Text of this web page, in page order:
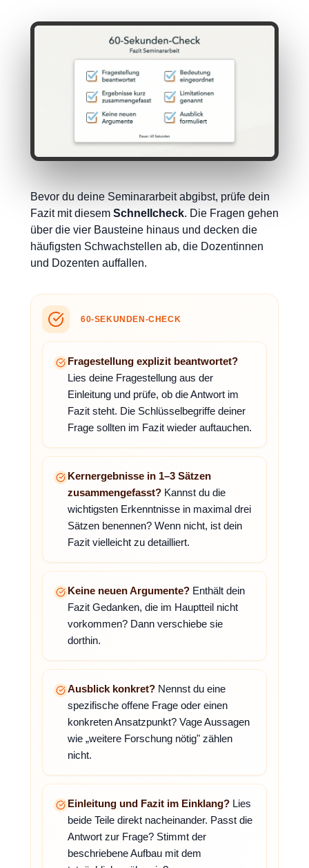
Bevor du deine Seminararbeit abgibst, prüfe dein
Fazit mit diesem Schnellcheck. Die Fragen gehen
über die vier Bausteine hinaus und decken die
häufigsten Schwachstellen ab, die Dozentinnen
und Dozenten auffallen.
60-SEKUNDEN-CHECK
Fragestellung explizit beantwortet?
Lies deine Fragestellung aus der
Einleitung und prüfe, ob die Antwort im
Fazit steht. Die Schlüsselbegriffe deiner
Frage sollten im Fazit wieder auftauchen.
Kernergebnisse in 1–3 Sätzen
zusammengefasst? Kannst du die
wichtigsten Erkenntnisse in maximal drei
Sätzen benennen? Wenn nicht, ist dein
Fazit vielleicht zu detailliert.
Keine neuen Argumente? Enthält dein
Fazit Gedanken, die im Hauptteil nicht
vorkommen? Dann verschiebe sie
dorthin.
Ausblick konkret? Nennst du eine
spezifische offene Frage oder einen
konkreten Ansatzpunkt? Vage Aussagen
wie „weitere Forschung nötig" zählen
nicht.
Einleitung und Fazit im Einklang? Lies
beide Teile direkt nacheinander. Passt die
Antwort zur Frage? Stimmt der
beschriebene Aufbau mit dem